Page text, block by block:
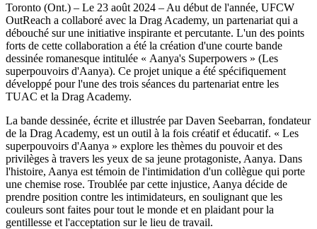
Toronto (Ont.) – Le 23 août 2024 – Au début de l'année, UFCW
OutReach a collaboré avec la Drag Academy, un partenariat qui a
débouché sur une initiative inspirante et percutante. L'un des points
forts de cette collaboration a été la création d'une courte bande
dessinée romanesque intitulée « Aanya's Superpowers » (Les
superpouvoirs d'Aanya). Ce projet unique a été spécifiquement
développé pour l'une des trois séances du partenariat entre les
TUAC et la Drag Academy.
La bande dessinée, écrite et illustrée par Daven Seebarran, fondateur
de la Drag Academy, est un outil à la fois créatif et éducatif. « Les
superpouvoirs d'Aanya » explore les thèmes du pouvoir et des
privilèges à travers les yeux de sa jeune protagoniste, Aanya. Dans
l'histoire, Aanya est témoin de l'intimidation d'un collègue qui porte
une chemise rose. Troublée par cette injustice, Aanya décide de
prendre position contre les intimidateurs, en soulignant que les
couleurs sont faites pour tout le monde et en plaidant pour la
gentillesse et l'acceptation sur le lieu de travail.